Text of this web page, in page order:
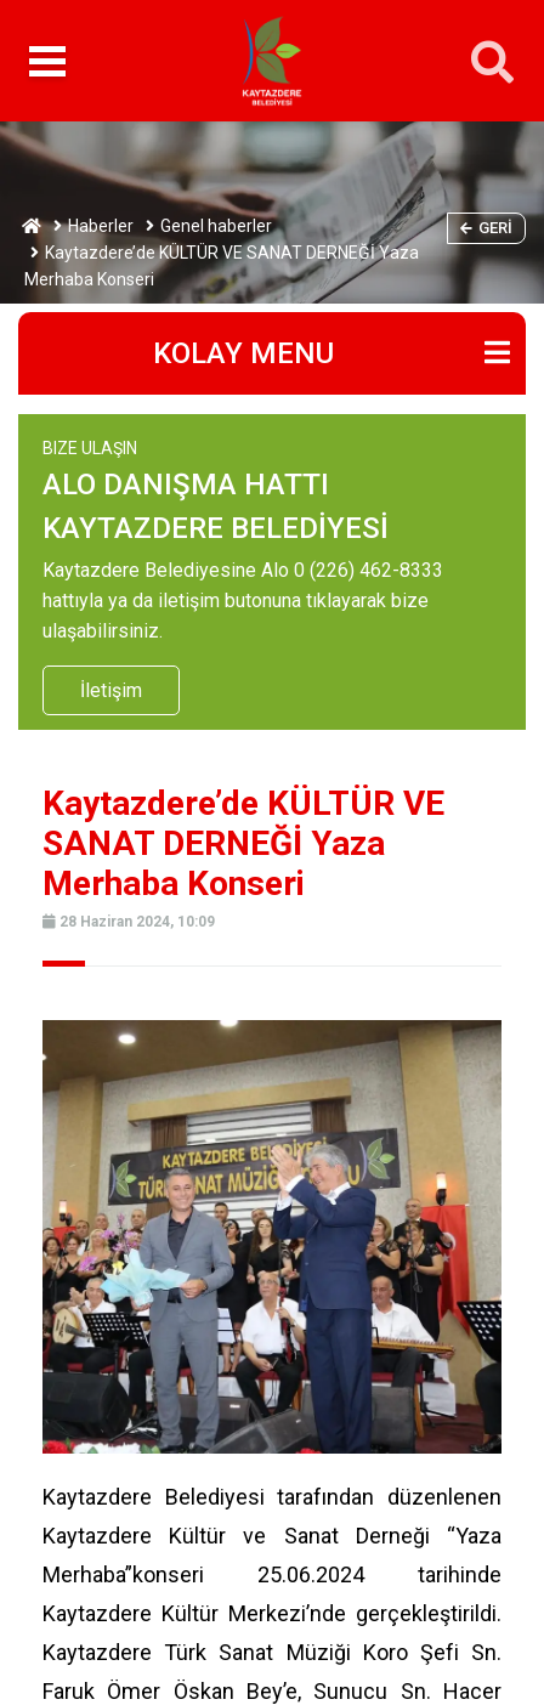
Haberler
Genel haberler
Kaytazdere’de KÜLTÜR VE SANAT DERNEĞİ Yaza
Merhaba Konseri
GERI
KOLAY MENU
BIZE ULAŞIN
ALO DANIŞMA HATTI
KAYTAZDERE BELEDİYESİ
Kaytazdere Belediyesine Alo 0 (226) 462-8333
hattıyla ya da iletişim butonuna tıklayarak bize
ulaşabilirsiniz.
İletişim
Kaytazdere’de KÜLTÜR VE
SANAT DERNEĞİ Yaza
Merhaba Konseri
28 Haziran 2024, 10:09
Kaytazdere Belediyesi tarafından düzenlenen
Kaytazdere Kültür ve Sanat Derneği “Yaza
Merhaba”konseri 25.06.2024 tarihinde
Kaytazdere Kültür Merkezi’nde gerçekleştirildi.
Kaytazdere Türk Sanat Müziği Koro Şefi Sn.
Faruk Ömer Öskan Bey’e, Sunucu Sn. Hacer